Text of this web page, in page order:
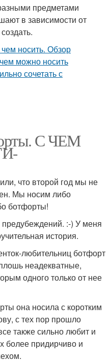
предметами
в зависимости от
С ЧЕМ
что второй год мы не
Мы носим либо
ботфорты!
:-) У меня
история.
любительниц ботфорт
неадекватные,
одного только от нее
она носила с коротким
с тех пор прошло
также сильно любит и
более придирчиво и